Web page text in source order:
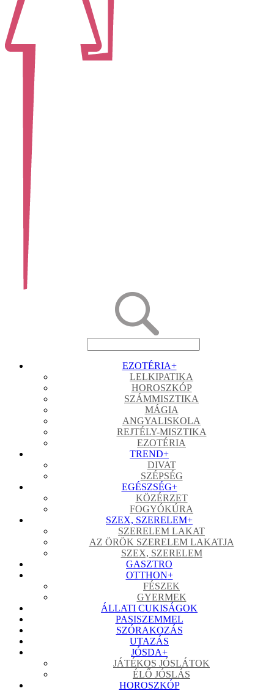
EZOTÉRIA+
LELKIPATIKA
HOROSZKÓP
SZÁMMISZTIKA
MÁGIA
ANGYALISKOLA
REJTÉLY-MISZTIKA
EZOTÉRIA
TREND+
DIVAT
SZÉPSÉG
EGÉSZSÉG+
KÖZÉRZET
FOGYÓKÚRA
SZEX, SZERELEM+
SZERELEM LAKAT
AZ ÖRÖK SZERELEM LAKATJA
SZEX, SZERELEM
GASZTRO
OTTHON+
FÉSZEK
GYERMEK
ÁLLATI CUKISÁGOK
PASISZEMMEL
SZÓRAKOZÁS
UTAZÁS
JÓSDA+
JÁTÉKOS JÓSLÁTOK
ÉLŐ JÓSLÁS
HOROSZKÓP